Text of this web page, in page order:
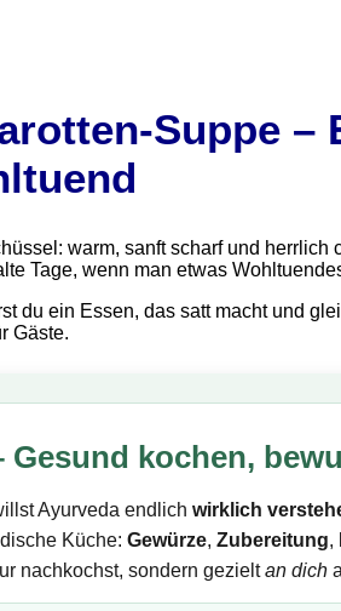
Suppe –
warm, sanft scharf und herrlich
Tage, wenn man etwas
du ein Essen, das satt macht und
Gäste.
kochen,
Ayurveda endlich wirklich
Küche: Gewürze, Zubereitung,
nachkochst, sondern gezieltan dich